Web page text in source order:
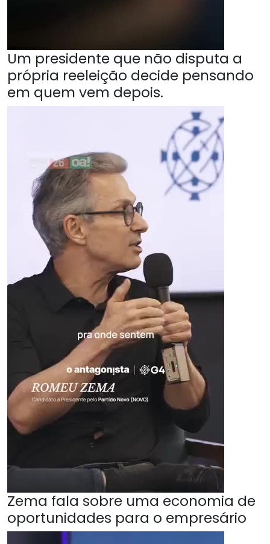
Um presidente que não disputa a
própria reeleição decide pensando
em quem vem depois.
Zema fala sobre uma economia de
oportunidades para o empresário